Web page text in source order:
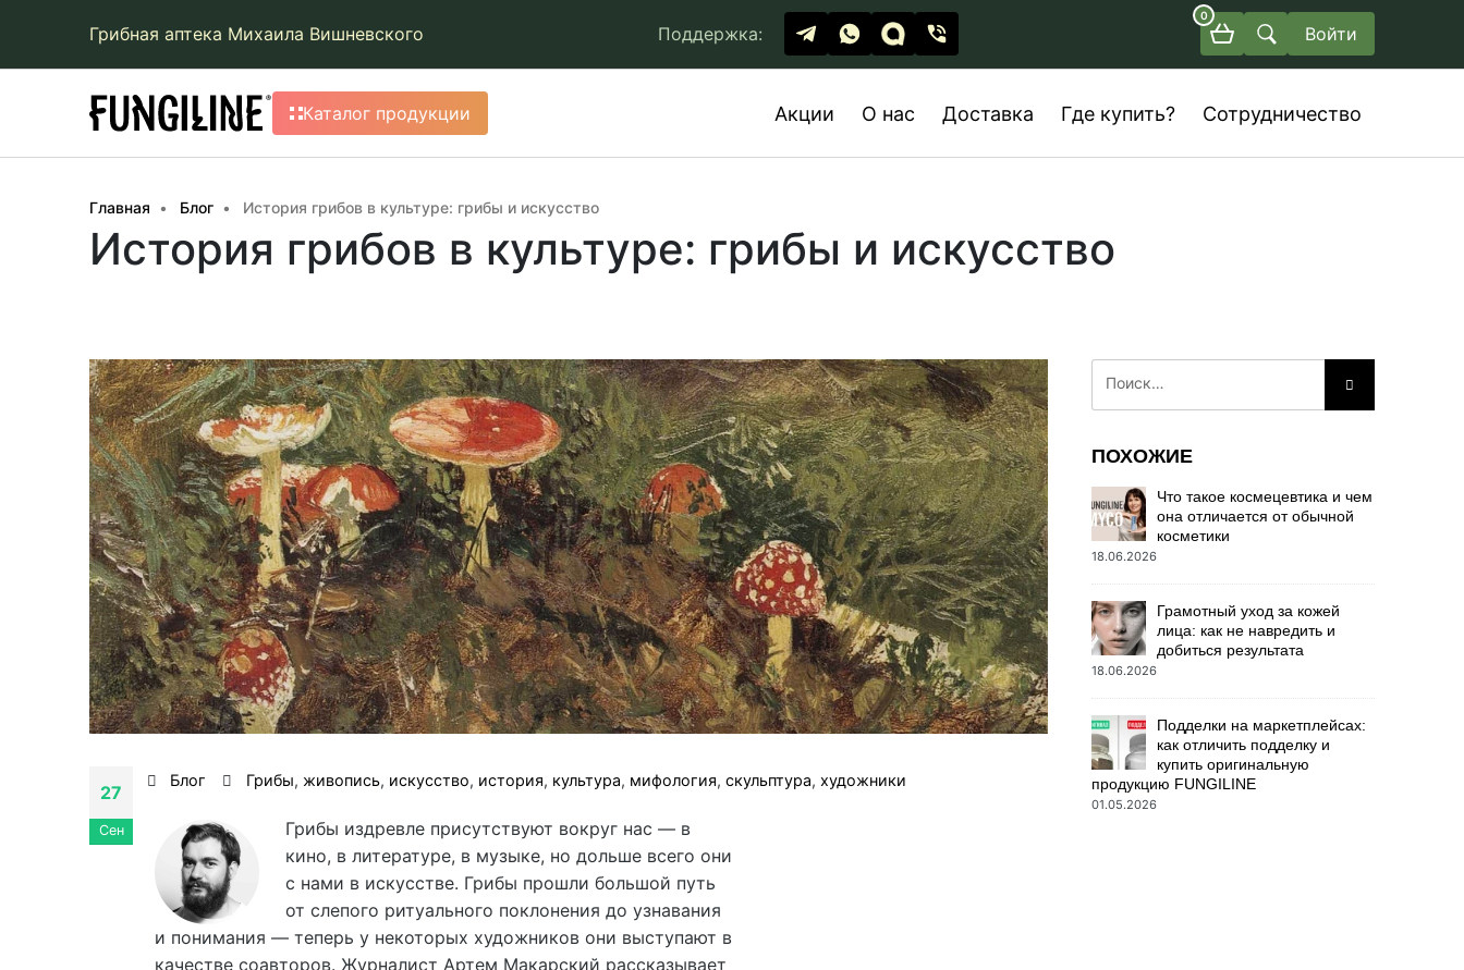
Грибная аптека Михаила Вишневского Поддержка:
0
Войти
Каталог продукции Акции О нас Доставка Где купить? Сотрудничество
Главная Блог История грибов в культуре: грибы и искусство
История грибов в культуре: грибы и искусство
27
Сен
Блог Грибы, живопись, искусство, история, культура, мифология, скульптура, художники
Грибы издревле присутствуют вокруг нас — в
кино, в литературе, в музыке, но дольше всего они
с нами в искусстве. Грибы прошли большой путь
от слепого ритуального поклонения до узнавания
и понимания — теперь у некоторых художников они выступают в
качестве соавторов. Журналист Артем Макарский рассказывает
ПОХОЖИЕ
Что такое космецевтика и чем
она отличается от обычной
косметики
18.06.2026
Грамотный уход за кожей
лица: как не навредить и
добиться результата
18.06.2026
Подделки на маркетплейсах:
как отличить подделку и
купить оригинальную
продукцию FUNGILINE
01.05.2026